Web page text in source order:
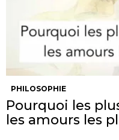
PHILOSOPHIE
Pourquoi les
les amours les